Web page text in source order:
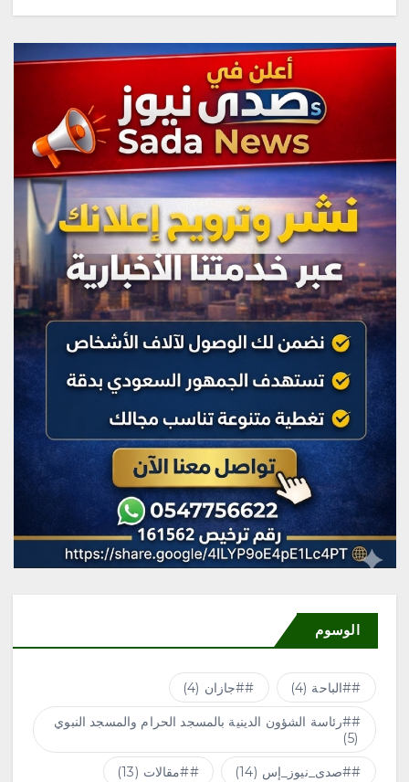
4
جازان ترسم مستقبلها.. انطلاق
للاستثمار والتخطيط
أغسطس 7, 2026
الوسوم
#الباحة (4) #جازان (4)
#رئاسة الشؤون الدينية بالمسجد الحرام والمسجد النبوي
(5)
#صدى_نيوز_إس (14) #مقالات (13)